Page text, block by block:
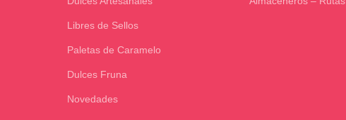
Libres de Sellos
Paletas de Caramelo
Dulces Fruna
Novedades